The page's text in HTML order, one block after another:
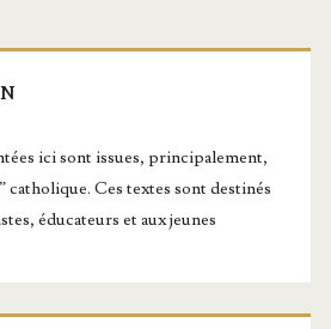
ici sont issues, principalement,
catholique. Ces textes sont destinés
éducateurs et aux jeunes